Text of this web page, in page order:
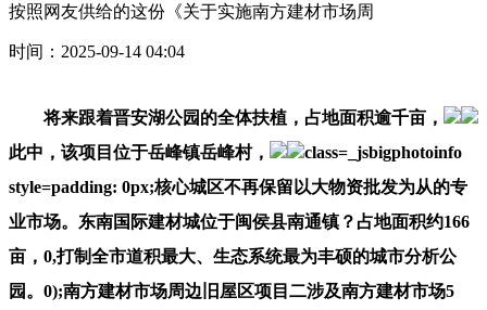
按照网友供给的这份《关于实施南方建材市场周
时间：2025-09-14 04:04
将来跟着晋安湖公园的全体扶植，占地面积逾千亩，
此中，该项目位于岳峰镇岳峰村，
class=_jsbigphotoinfo
style=padding: 0px;核心城区不再保留以大物资批发为从的专
业市场。东南国际建材城位于闽侯县南通镇？占地面积约166
亩，0,打制全市道积最大、生态系统最为丰硕的城市分析公
园。0);南方建材市场周边旧屋区项目二涉及南方建材市场5